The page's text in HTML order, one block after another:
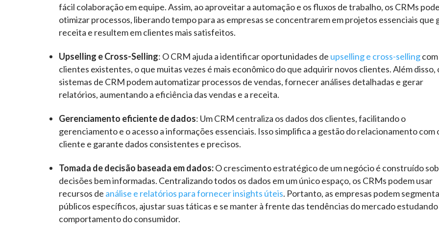
fácil colaboração em equipe. Assim, ao aproveitar a automação e os fluxos de trabalho, os CRMs
otimizar processos, liberando tempo para as empresas se concentrarem em projetos essenciais que
receita e resultem em clientes mais satisfeitos.
Upselling e Cross-Selling: O CRM ajuda a identificar oportunidades de upselling e cross-sellingcom
clientes existentes, o que muitas vezes é mais econômico do que adquirir novos clientes. Além disso,
sistemas de CRM podem automatizar processos de vendas, fornecer análises detalhadas e gerar
relatórios, aumentando a eficiência das vendas e a receita.
Gerenciamento eficiente de dados: Um CRM centraliza os dados dos clientes, facilitando o
gerenciamento e o acesso a informações essenciais. Isso simplifica a gestão do relacionamento com
cliente e garante dados consistentes e precisos.
Tomada de decisão baseada em dados:O crescimento estratégico de um negócio é construído
decisões bem informadas. Centralizando todos os dados em um único espaço, os CRMs podem usar
recursos de análise e relatórios para fornecer insights úteis. Portanto, as empresas podem
públicos específicos, ajustar suas táticas e se manter à frente das tendências do mercado
comportamento do consumidor.